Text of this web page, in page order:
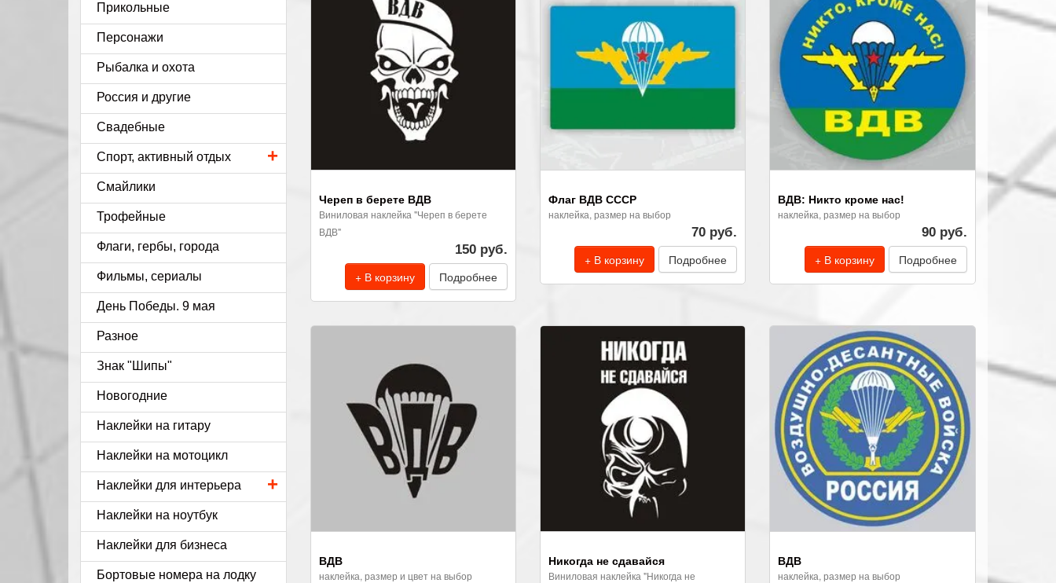
Череп в берете ВДВ
Виниловая наклейка "Череп в берете
ВДВ"
150 руб.
+ В корзину Подробнее
Флаг ВДВ СССР
наклейка, размер на выбор
70 руб.
+ В корзину Подробнее
ВДВ: Никто кроме нас!
наклейка, размер на выбор
90 руб.
+ В корзину Подробнее
ВДВ
наклейка, размер и цвет на выбор
Никогда не сдавайся
Виниловая наклейка "Никогда не
ВДВ
наклейка, размер на выбор
Прикольные
Персонажи
Рыбалка и охота
Россия и другие
Свадебные
+
Спорт, активный отдых
Смайлики
Трофейные
Флаги, гербы, города
Фильмы, сериалы
День Победы. 9 мая
Разное
Знак "Шипы"
Новогодние
Наклейки на гитару
Наклейки на мотоцикл
+
Наклейки для интерьера
Наклейки на ноутбук
Наклейки для бизнеса
Бортовые номера на лодку